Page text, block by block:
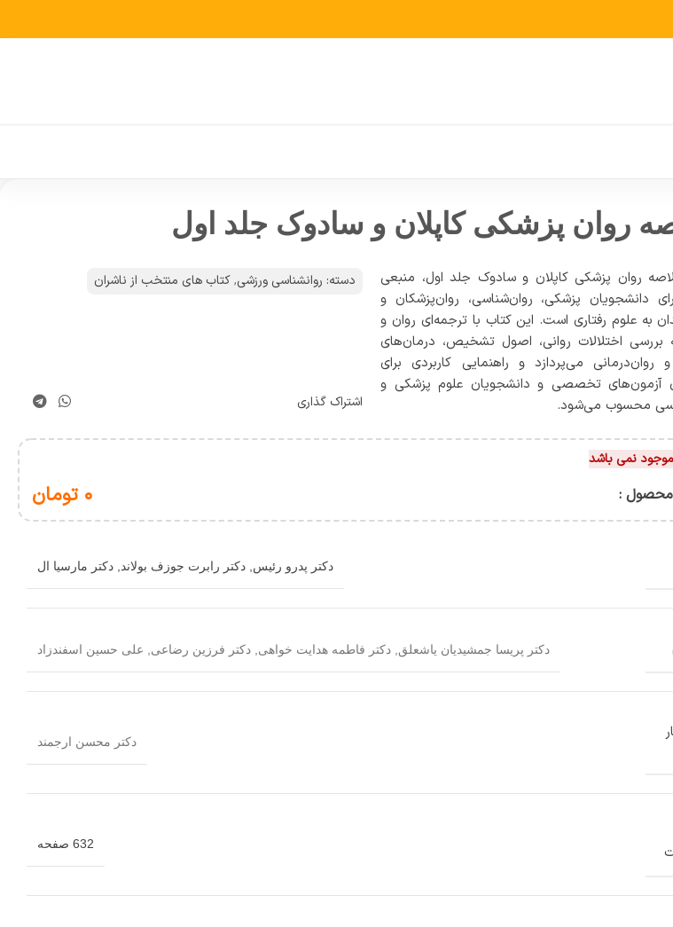
روان پزشکی کاپلان و سادوک جلد اول
روان پزشکی کاپلان و سادوک جلد اول، منبعی
دانشجویان پزشکی، روان‌شناسی، روان‌پزشکان و
به علوم رفتاری است. این کتاب با ترجمه‌ای روان و
بررسی اختلالات روانی، اصول تشخیص، درمان‌های
روان‌درمانی می‌پردازد و راهنمایی کاربردی برای
آزمون‌های تخصصی و دانشجویان علوم پزشکی و
محسوب می‌شود.
دسته: روانشناسی ورزشی, کتاب های منتخب از ناشران
اشتراک گذاری
موجود نمی باشد
: ۰ تومان
دکتر پدرو رئیس دکتر رابرت جوزف بولاند دکتر مارسیا ال
دکتر پریسا جمشیدیان یاشعلق دکتر فاطمه هدایت خواهی دکتر فرزین رضاعی علی حسین اسفندزاد
دکتر محسن ارجمند
632 صفحه